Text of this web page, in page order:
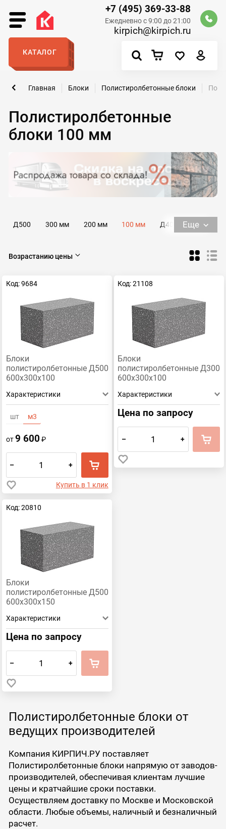
+7 (495) 369-33-88
Ежедневно с 9:00 до 21:00
kirpich@kirpich.ru
КАТАЛОГ
Полистиролбетонные
блоки 100 мм
Главная Блоки Полистиролбетонные блоки
Д500 300 мм 200 мм 100 мм
Д400
Еще
Возрастанию цены
Код: 9684
Блоки
полистиролбетонные Д500
600х300х100
Характеристики
шт м3
от9 600 ₽
– +
Купить в 1 клик
Код: 21108
Блоки
полистиролбетонные Д300
600х300х100
Характеристики
Цена по запросу
– +
Код: 20810
Блоки
полистиролбетонные Д500
600х300х150
Характеристики
Цена по запросу
– +
Полистиролбетонные блоки от
ведущих производителей
Компания КИРПИЧ.РУ поставляет
Полистиролбетонные блоки напрямую от заводов-
производителей, обеспечивая клиентам лучшие
цены и кратчайшие сроки поставки.
Осуществляем доставку по Москве и Московской
области. Любые объемы, наличный и безналичный
расчет.